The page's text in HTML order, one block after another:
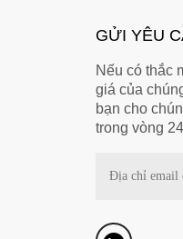
GỬI YÊU
Nếu có thắc
giá của
bạn cho
trong vòng